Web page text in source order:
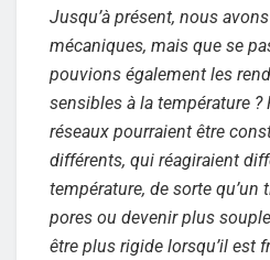
Jusqu’à présent, nous
mécaniques, mais que se
pouvions également les
sensibles à la température ?
réseaux pourraient être
différents, qui réagiraient
température, de sorte
pores ou devenir plus
être plus rigide lorsqu’il est